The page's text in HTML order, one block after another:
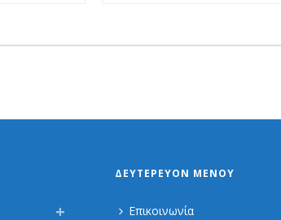
ΔΕΥΤΕΡΕΎΟΝ ΜΕΝΟΎ
Επικοινωνία